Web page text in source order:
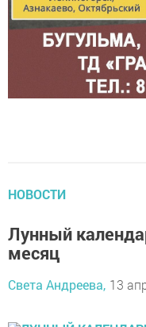
НОВОСТИ
Лунный
месяц
Света Андреева, 13